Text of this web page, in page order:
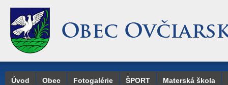
Úvod Obec Fotogalérie ŠPORT Materská škola